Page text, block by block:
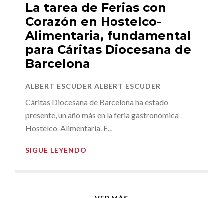
La tarea de Ferias con
Corazón en Hostelco-
Alimentaria, fundamental
para Cáritas Diocesana de
Barcelona
ALBERT ESCUDER ALBERT ESCUDER
Cáritas Diocesana de Barcelona ha estado
presente, un año más en la feria gastronómica
Hostelco-Alimentaria. E...
SIGUE LEYENDO